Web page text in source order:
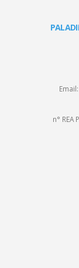
Email:
n° REA